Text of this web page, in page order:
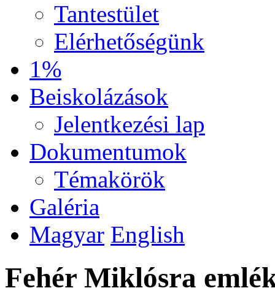
Tantestület
Elérhetőségünk
1%
Beiskolázások
Jelentkezési lap
Dokumentumok
Témakörök
Galéria
Magyar English
Fehér Miklósra